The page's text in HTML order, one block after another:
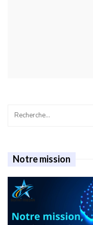
Notre mission